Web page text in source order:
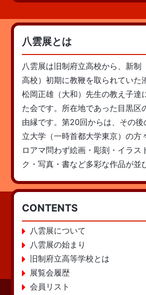
八雲展とは
八雲展は旧制府立高校から、新制
高校）初期に教鞭を取られていた
松岡正雄（大和）先生の教え子達
た会です。所在地であった目黒区
由縁です。第20回からは、その
立大学（一時首都大学東京）の方
ロアマ問わず絵画・彫刻・イラス
ク・写真・書など多彩な作品が並
CONTENTS
八雲展について
八雲展の始まり
旧制府立高等学校とは
展覧会履歴
会員リスト